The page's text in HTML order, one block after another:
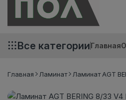
Все категорииГлавная
Главная Ламинат Ламинат AGT